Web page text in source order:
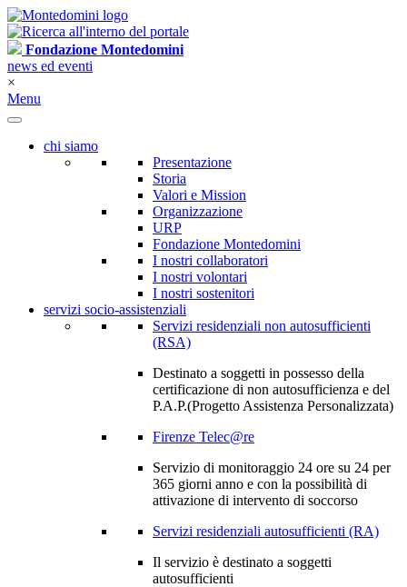
Fondazione Montedomini
news ed eventi
×
Menu
chi siamo
Presentazione
Storia
Valori e Mission
Organizzazione
URP
Fondazione Montedomini
I nostri collaboratori
I nostri volontari
I nostri sostenitori
servizi socio-assistenziali
Servizi residenziali non autosufficienti
(RSA)
Destinato a soggetti in possesso della
certificazione di non autosufficienza e del
P.A.P.(Progetto Assistenza Personalizzata)
Firenze Telec@re
Servizio di monitoraggio 24 ore su 24 per
365 giorni anno e con la possibilità di
attivazione di intervento di soccorso
Servizi residenziali autosufficienti (RA)
Il servizio è destinato a soggetti
autosufficienti